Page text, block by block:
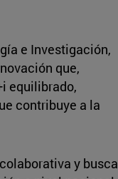
e Investigación,
que,
equilibrado,
contribuye a la
y busca